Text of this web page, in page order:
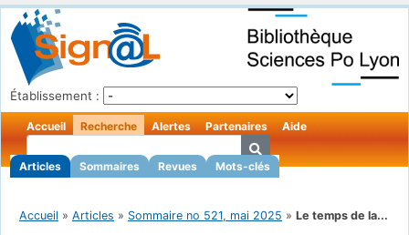
Établissement :
Accueil Recherche
Articles Sommaires Revues Mots-clés
Alertes Partenaires Aide
Accueil » Articles » Sommaire no 521, mai 2025 » Le temps de la...